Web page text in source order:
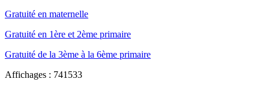
Gratuité en maternelle
Gratuité en 1ère et 2ème primaire
Gratuité de la 3ème à la 6ème primaire
Affichages : 741533